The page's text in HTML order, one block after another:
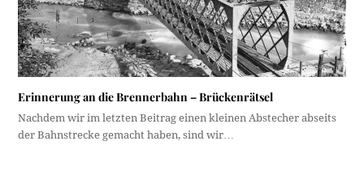
Erinnerung an die Brennerbahn – Brückenrätsel
Nachdem wir im letzten Beitrag einen kleinen Abstecher abseits
der Bahnstrecke gemacht haben, sind wir…